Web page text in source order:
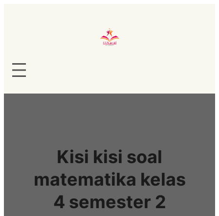
Kisi kisi soal
matematika kelas
4 semester 2